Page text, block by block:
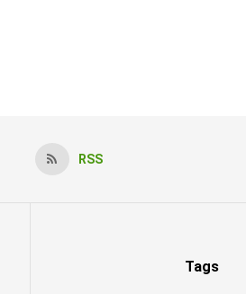
RSS
Tags